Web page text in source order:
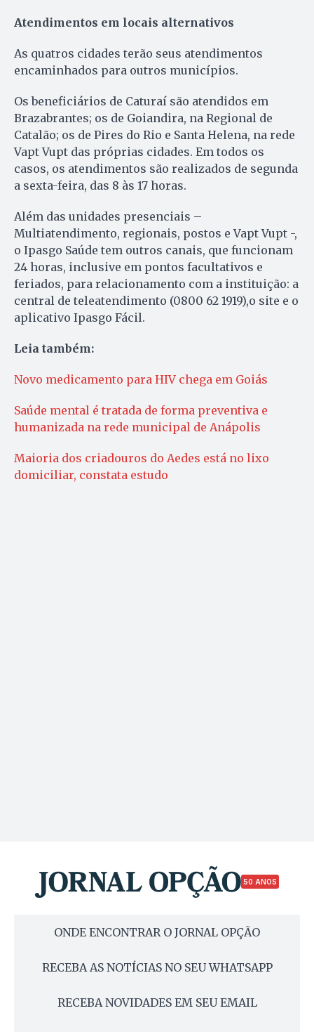
Atendimentos em locais alternativos
As quatros cidades terão seus atendimentos
encaminhados para outros municípios.
Os beneficiários de Caturaí são atendidos em
Brazabrantes; os de Goiandira, na Regional de
Catalão; os de Pires do Rio e Santa Helena, na rede
Vapt Vupt das próprias cidades. Em todos os
casos, os atendimentos são realizados de segunda
a sexta-feira, das 8 às 17 horas.
Além das unidades presenciais –
Multiatendimento, regionais, postos e Vapt Vupt -,
o Ipasgo Saúde tem outros canais, que funcionam
24 horas, inclusive em pontos facultativos e
feriados, para relacionamento com a instituição: a
central de teleatendimento (0800 62 1919),o site e o
aplicativo Ipasgo Fácil.
Leia também:
Novo medicamento para HIV chega em Goiás
Saúde mental é tratada de forma preventiva e
humanizada na rede municipal de Anápolis
Maioria dos criadouros do Aedes está no lixo
domiciliar, constata estudo
50 ANOS
ONDE ENCONTRAR O JORNAL OPÇÃO
RECEBA AS NOTÍCIAS NO SEU WHATSAPP
RECEBA NOVIDADES EM SEU EMAIL